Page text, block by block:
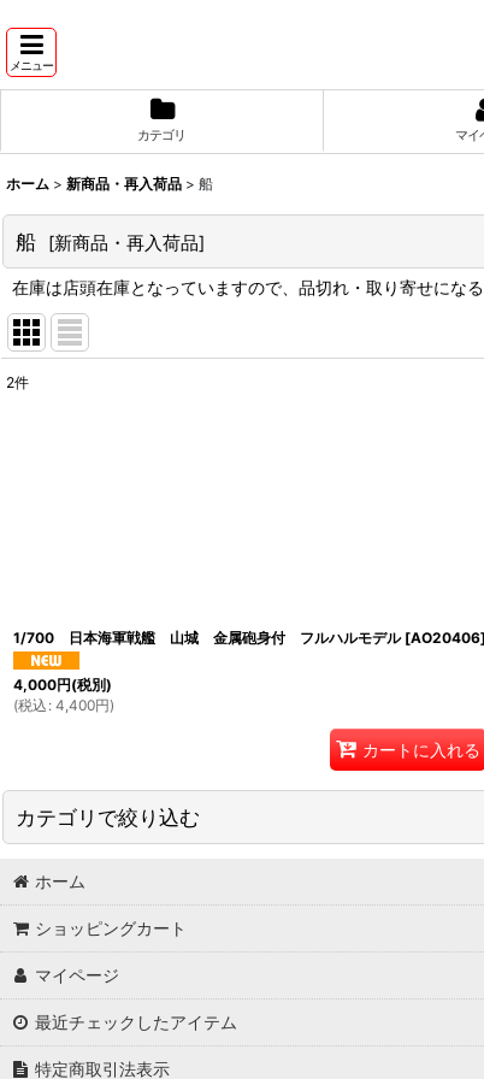
メニュー
カテゴリ マイ
ホーム > 新商品・再入荷品 > 船
船 [新商品・再入荷品]
在庫は店頭在庫となっていますので、品切れ・取り寄せにな
2件
1/700 日本海軍戦艦 山城 金属砲身付 フルハルモデル [AO20406]
4,000円(税別)
(税込 : 4,400円)
カートに入れる
カテゴリで絞り込む
船 (全商品)
1/350他船
1/700船
ホーム
ショッピングカート
マイページ
最近チェックしたアイテム
特定商取引法表示